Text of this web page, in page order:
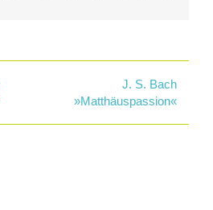
J. S. Bach
»Matthäuspassion«